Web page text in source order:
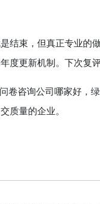
束，但真正专业的做
度更新机制。下次复
咨询公司哪家好，绿
质量的企业。